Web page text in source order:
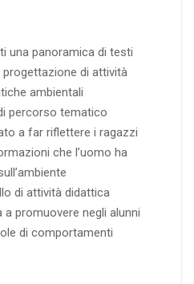
una panoramica di testi
progettazione di attività
ambientali
percorso tematico
a far riflettere i ragazzi
che l’uomo ha
di attività didattica
promuovere negli alunni
di comportamenti